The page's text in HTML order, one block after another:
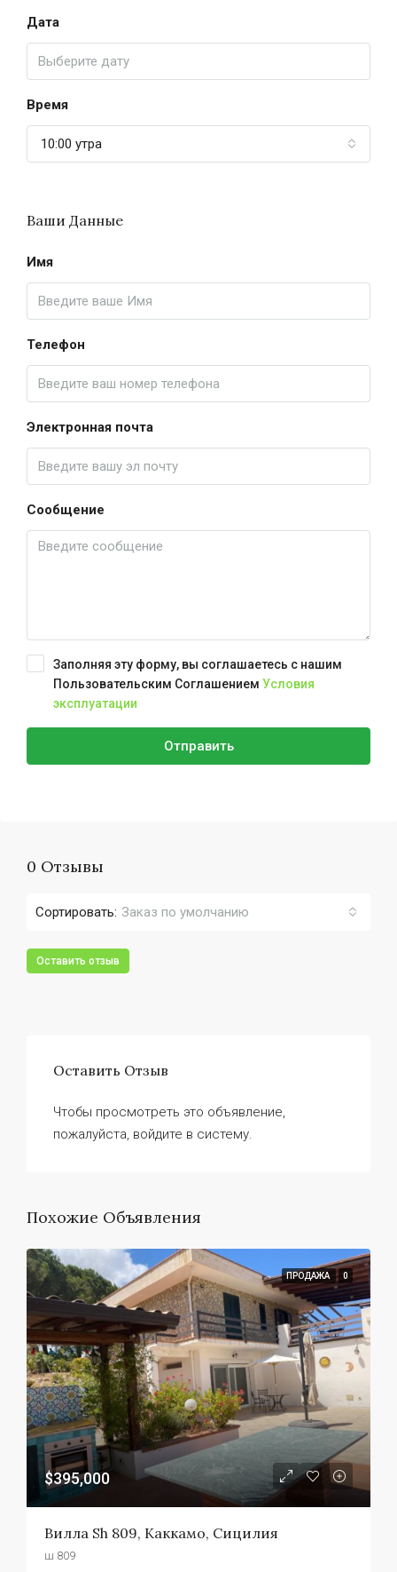
Дата
Время
10:00 утра
Ваши Данные
Имя
Телефон
Электронная почта
Сообщение
Заполняя эту форму, вы соглашаетесь с нашим
Пользовательским Соглашением Условия
эксплуатации
Отправить
0 Отзывы
Сортировать: Заказ по умолчанию
Оставить отзыв
Оставить Отзыв
Чтобы просмотреть это объявление,
пожалуйста, войдите в систему.
Похожие Объявления
ПРОДАЖА 0
$395,000
Вилла Sh 809, Каккамо, Сицилия
ш 809